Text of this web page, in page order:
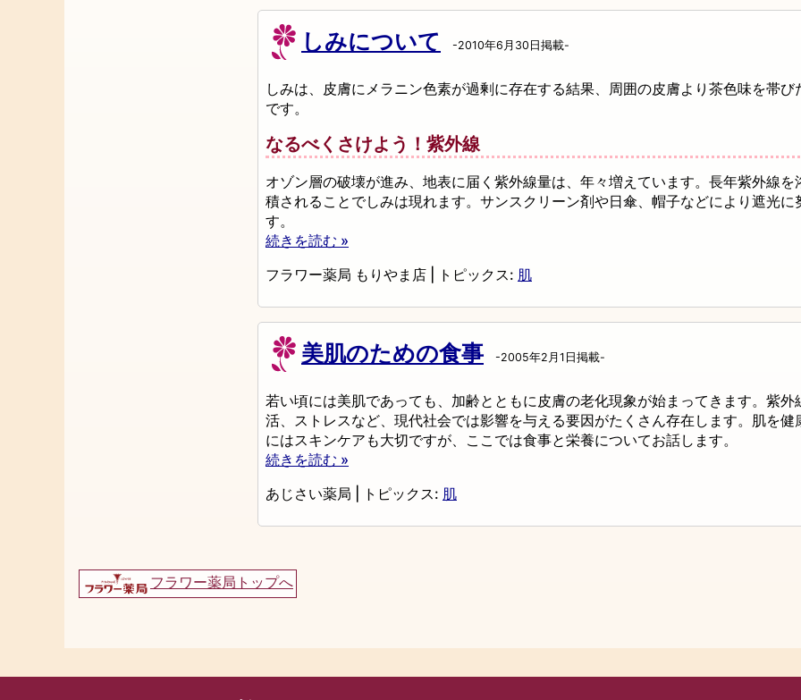
しみについて -2010年6月30日掲載-
しみは、皮膚にメラニン色素が過剰に存在する結果、周囲の皮膚より茶色味を帯
です。
なるべくさけよう！紫外線
オゾン層の破壊が進み、地表に届く紫外線量は、年々増えています。長年紫外線を
積されることでしみは現れます。サンスクリーン剤や日傘、帽子などにより遮光に
す。
続きを読む »
フラワー薬局 もりやま店
トピックス: 肌
美肌のための食事 -2005年2月1日掲載-
若い頃には美肌であっても、加齢とともに皮膚の老化現象が始まってきます。紫外
活、ストレスなど、現代社会では影響を与える要因がたくさん存在します。肌を健
にはスキンケアも大切ですが、ここでは食事と栄養についてお話します。
続きを読む »
あじさい薬局
トピックス: 肌
フラワー薬局トップへ